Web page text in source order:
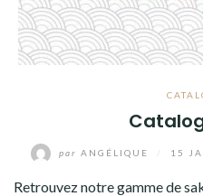
par ANGÉLIQUE 15
Retrouvez notre gamme de